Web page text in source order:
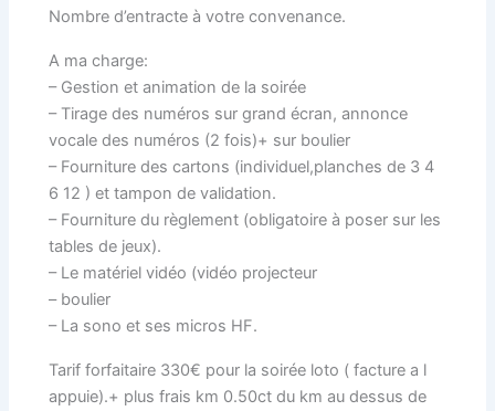
Nombre d’entracte à votre convenance.
A ma charge:
– Gestion et animation de la soirée
– Tirage des numéros sur grand écran, annonce
vocale des numéros (2 fois)+ sur boulier
– Fourniture des cartons (individuel,planches de 3 4
6 12 ) et tampon de validation.
– Fourniture du règlement (obligatoire à poser sur les
tables de jeux).
– Le matériel vidéo (vidéo projecteur
– boulier
– La sono et ses micros HF.
Tarif forfaitaire 330€ pour la soirée loto ( facture a l
appuie).+ plus frais km 0.50ct du km au dessus de